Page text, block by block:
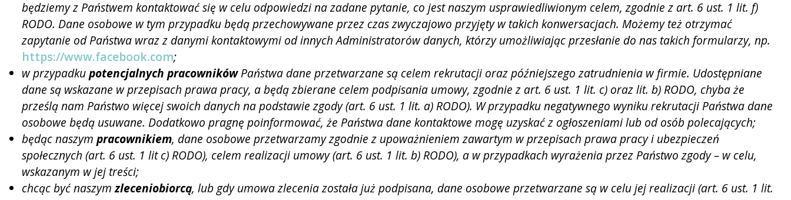
będziemy z Państwem kontaktować się w celu odpowiedzi na zadane pytanie, co jest naszym usprawiedliwionym celem, zgodnie z art. 6 ust. 1 lit. f)
RODO. Dane osobowe w tym przypadku będą przechowywane przez czas zwyczajowo przyjęty w takich konwersacjach. Możemy też otrzymać
zapytanie od Państwa wraz z danymi kontaktowymi od innych Administratorów danych, którzy umożliwiając przesłanie do nas takich formularzy, np.
https://www.facebook.com;
w przypadkupotencjalnych pracownikówPaństwa dane przetwarzane są celem rekrutacji oraz późniejszego zatrudnienia w firmie. Udostępniane
dane są wskazane w przepisach prawa pracy, a będą zbierane celem podpisania umowy, zgodnie z art. 6 ust. 1 lit. c) oraz lit. b) RODO, chyba że
prześlą nam Państwo więcej swoich danych na podstawie zgody (art. 6 ust. 1 lit. a) RODO). W przypadku negatywnego wyniku rekrutacji Państwa dane
osobowe będą usuwane. Dodatkowo pragnę poinformować, że Państwa dane kontaktowe mogę uzyskać z ogłoszeniami lub od osób polecających;
będąc naszym pracownikiem, dane osobowe przetwarzamy zgodnie z upoważnieniem zawartym w przepisach prawa pracy i ubezpieczeń
społecznych (art. 6 ust. 1 lit c) RODO), celem realizacji umowy (art. 6 ust. 1 lit. b) RODO), a w przypadkach wyrażenia przez Państwo zgody – w celu,
wskazanym w jej treści;
chcąc być naszymzleceniobiorcą, lub gdy umowa zlecenia została już podpisana, dane osobowe przetwarzane są w celu jej realizacji (art. 6 ust. 1 lit.